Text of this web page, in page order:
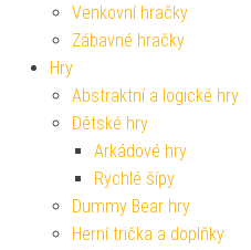
Venkovní hračky
Zábavné hračky
Hry
Abstraktní a logické hry
Dětské hry
Arkádové hry
Rychlé šípy
Dummy Bear hry
Herní trička a doplňky